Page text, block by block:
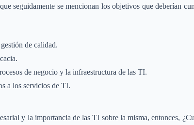
seguidamente se mencionan los objetivos que deberían
de calidad.
de negocio y la infraestructura de las TI.
a los servicios de TI.
y la importancia de las TI sobre la misma, entonces,